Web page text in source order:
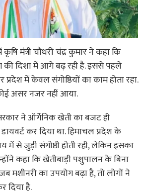
मंत्री चौधरी चंद्र कुमार ने कहा कि
की दिशा में आगे बढ़ रही है. इससे पहले
में केवल संगोष्ठियों का काम होता रहा.
असर नजर नहीं आया.
ने ऑर्गेनिक खेती का बजट ही
कर दिया था. हिमाचल प्रदेश के
में से जुड़ी संगोष्ठी होती रही, लेकिन इसका
कहा कि खेतीबाड़ी पशुपालन के बिना
मशीनरी का उपयोग बढ़ा है, तो लोगों ने
दिया है.